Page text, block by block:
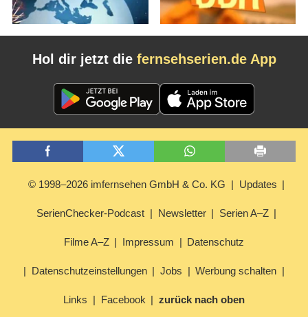
Hol dir jetzt die fernsehserien.de App
© 1998–2026 imfernsehen GmbH & Co. KG Updates
SerienChecker-Podcast Newsletter Serien A–Z
Filme A–Z Impressum Datenschutz
Datenschutzeinstellungen Jobs Werbung schalten
Links Facebook zurück nach oben